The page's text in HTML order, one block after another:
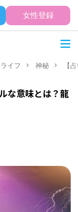
女性登録
イフ 神秘 【
な意味とは？龍